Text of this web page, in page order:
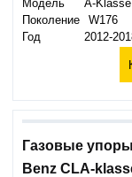
Модель
A-Klasse
Поколение
W176
Год
2012-
Газовые
Benz CLA-